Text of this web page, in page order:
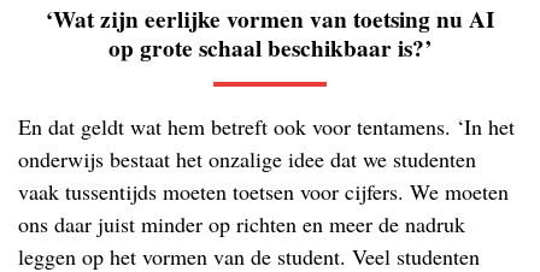
‘Wat zijn eerlijke vormen van toetsing nu AI
op grote schaal beschikbaar is?’
En dat geldt wat hem betreft ook voor tentamens. ‘In het
onderwijs bestaat het onzalige idee dat we studenten
vaak tussentijds moeten toetsen voor cijfers. We moeten
ons daar juist minder op richten en meer de nadruk
leggen op het vormen van de student. Veel studenten